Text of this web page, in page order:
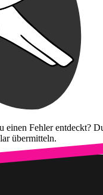
einen Fehler entdeckt?
übermitteln.